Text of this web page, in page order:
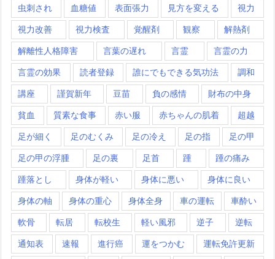
虫刺され 血糖値 表面張力 見方を変える 視力
視力改善 視力検査 覚醒剤 観察 解熱剤
解離性人格障害 言葉の遅れ 言霊 言霊の力
言霊の効果 読者登録 誰にでもできる気功法 調和
講座 謹賀新年 豆苗 負の感情 財布の中身
貧血 質素な食事 赤い服 赤ちゃんの肌着 超越
足が細く 足のむくみ 足の冷え 足の指 足の甲
足の甲の浮腫 足の裏 足首 踵 踵の痛み
踵落とし 身体が軽い 身体に悪い 身体に良い
身体の軸 身体の重心 身体全身 車の運転 車酔い
軟骨 転居 転校生 軽い風邪 逆子 逆転
通知表 速報 進行癌 運をつかむ 運転免許更新